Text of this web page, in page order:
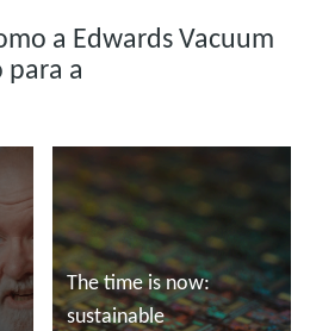
a Edwards Vacuum
a
The time is now:
sustainable